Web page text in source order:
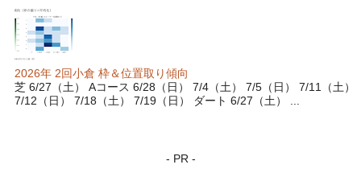
2026年 2回小倉 枠＆位置取り傾向
芝 6/27（土） Aコース 6/28（日） 7/4（土） 7/5（日） 7/11（土）
7/12（日） 7/18（土） 7/19（日） ダート 6/27（土） ...
- PR -